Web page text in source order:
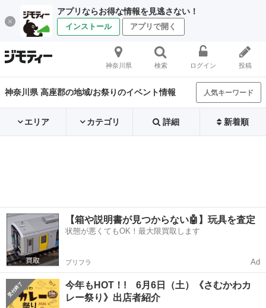
アプリならお得な情報を見逃さない！
インストール アプリで開く
神奈川県 検索 ログイン 投稿
神奈川県 高座郡の地域/お祭りのイベント情報 人気キーワード
エリア カテゴリ 詳細 新着順
【箱や説明書が見つからない🤖】玩具を査定
状態が悪くてもOK！最大限買取します
プリフラ Ad
今年もHOT！! 6月6日（土）《さむかわカ
レー祭り》出店者紹介